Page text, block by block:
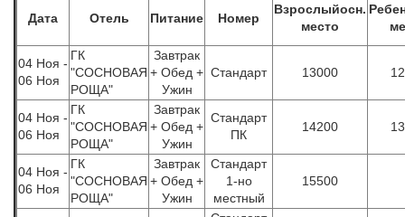
Дата Отель Питание Номер
Взрослыйосн.
место
04 Ноя -
06 Ноя
ГК
"СОСНОВАЯ
РОЩА"
Завтрак
+ Обед +
Ужин
Стандарт 13000
04 Ноя -
06 Ноя
ГК
"СОСНОВАЯ
РОЩА"
Завтрак
+ Обед +
Ужин
Стандарт
ПК
14200
04 Ноя -
06 Ноя
ГК
"СОСНОВАЯ
РОЩА"
Завтрак
+ Обед +
Ужин
Стандарт
1-но
местный
15500